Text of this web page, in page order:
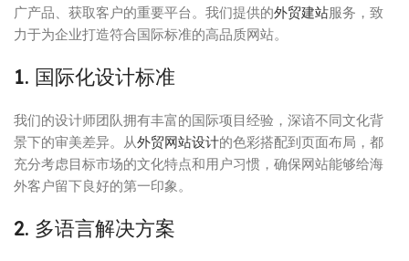
广产品、获取客户的重要平台。我们提供的外贸建站服务，致
力于为企业打造符合国际标准的高品质网站。
1. 国际化设计标准
我们的设计师团队拥有丰富的国际项目经验，深谙不同文化背
景下的审美差异。从外贸网站设计的色彩搭配到页面布局，都
充分考虑目标市场的文化特点和用户习惯，确保网站能够给海
外客户留下良好的第一印象。
2. 多语言解决方案